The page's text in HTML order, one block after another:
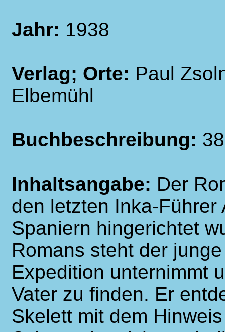
Jahr: 1938
Verlag; Orte: Paul
Elbemühl
Buchbeschreibung:
Inhaltsangabe: Der
den letzten Inka-
Spaniern hingerichtet
Romans steht der
Expedition unternimmt
Vater zu finden. Er
Skelett mit dem